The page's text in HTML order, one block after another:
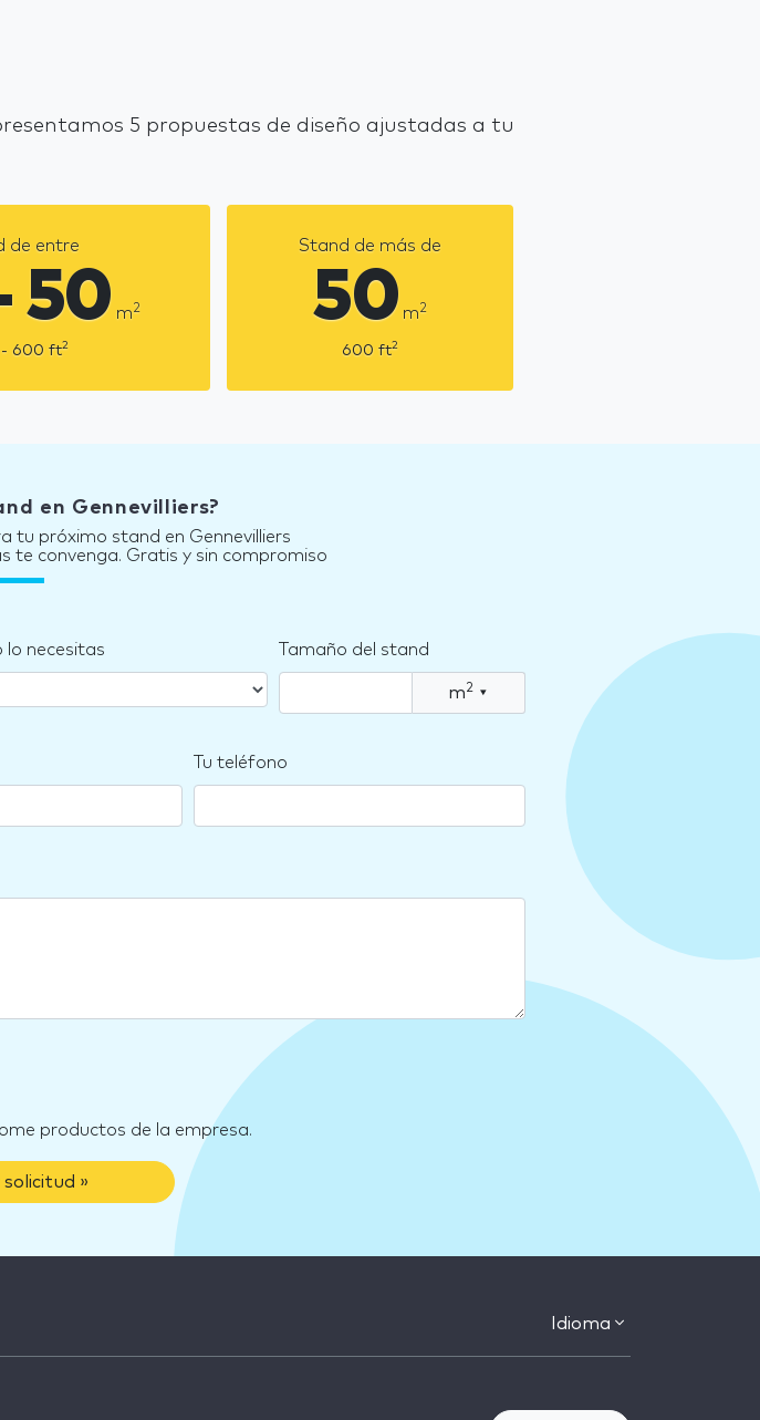
5 propuestas de diseño ajustadas a tu
de entre
50 m2
600 ft2
Stand de más de
50 m2
600 ft2
en Gennevilliers?
tu próximo stand en Gennevilliers
te convenga. Gratis y sin compromiso
lo necesitas Tamaño del stand
m2 ▾
Tu teléfono
productos de la empresa.
solicitud »
Idioma